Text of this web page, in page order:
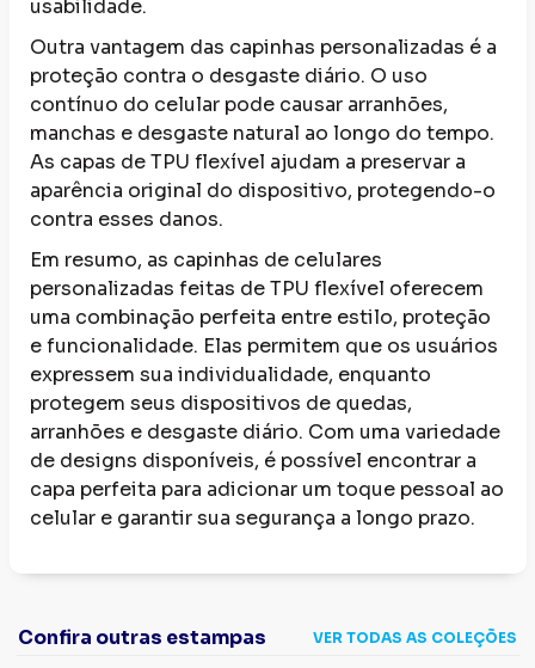
usabilidade.
Outra vantagem das capinhas personalizadas é a
proteção contra o desgaste diário. O uso
contínuo do celular pode causar arranhões,
manchas e desgaste natural ao longo do tempo.
As capas de TPU flexível ajudam a preservar a
aparência original do dispositivo, protegendo-o
contra esses danos.
Em resumo, as capinhas de celulares
personalizadas feitas de TPU flexível oferecem
uma combinação perfeita entre estilo, proteção
e funcionalidade. Elas permitem que os usuários
expressem sua individualidade, enquanto
protegem seus dispositivos de quedas,
arranhões e desgaste diário. Com uma variedade
de designs disponíveis, é possível encontrar a
capa perfeita para adicionar um toque pessoal ao
celular e garantir sua segurança a longo prazo.
Confira outras estampas VER TODAS AS COLEÇÕES